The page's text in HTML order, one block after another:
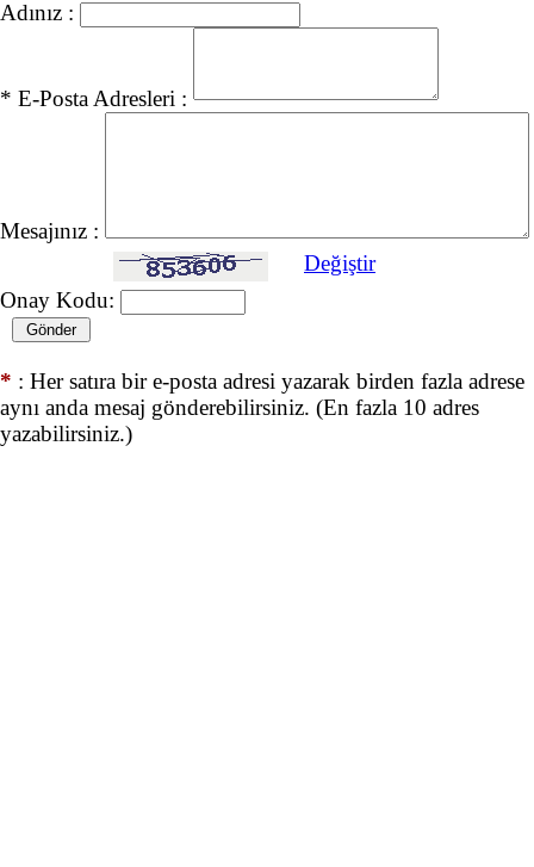
Adınız :
* E-Posta Adresleri :
Mesajınız :
Değiştir
Onay Kodu:
* : Her satıra bir e-posta adresi yazarak birden fazla adrese
aynı anda mesaj gönderebilirsiniz. (En fazla 10 adres
yazabilirsiniz.)